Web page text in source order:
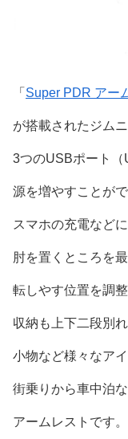
「 Super PDR アー
が搭載されたジム
3つのUSBポート
源を増やすことがで
スマホの充電など
肘を置くところを
転しやす位置を調
収納も上下二段別
小物など様々なア
街乗りから車中泊
アームレストです。